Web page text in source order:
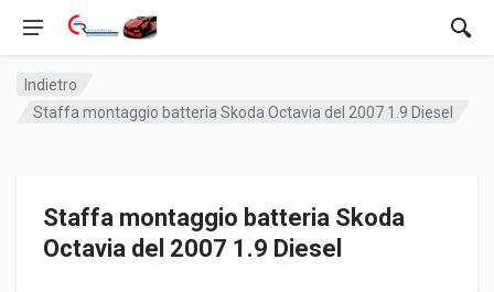
Indietro
Staffa montaggio batteria Skoda Octavia del 2007 1.9 Diesel
Staffa montaggio batteria Skoda
Octavia del 2007 1.9 Diesel